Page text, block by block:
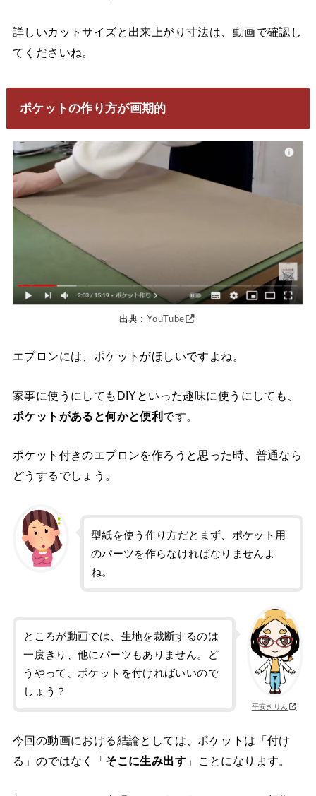
詳しいカットサイズと出来上がり寸法は、動画で確認し
てくださいね。
ポケットの作り方が画期的
出典 :YouTube
エプロンには、ポケットがほしいですよね。
家事に使うにしてもDIYといった趣味に使うにしても、
ポケットがあると何かと便利 です。
ポケット付きのエプロンを作ろうと思った時、普通なら
どうするでしょう。
型紙を使う作り方だとまず、ポケット用
のパーツを作らなければなりませんよ
ね。
平安きりん
ところが動画では、生地を裁断するのは
一度きり、他にパーツもありません。ど
うやって、ポケットを付ければいいので
しょう？
今回の動画における結論としては、ポケットは「付け
る」のではなく「 そこに生み出す 」ことになります。